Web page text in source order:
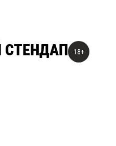
СТЕНДАП 18+